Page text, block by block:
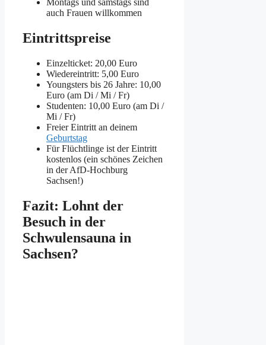
auch Frauen willkommen
Eintrittspreise
Einzelticket: 20,00 Euro
Wiedereintritt: 5,00 Euro
Youngsters bis 26 Jahre: 10,00
Euro (am Di / Mi / Fr)
Studenten: 10,00 Euro (am Di /
Mi / Fr)
Freier Eintritt an deinem
Geburtstag
Für Flüchtlinge ist der Eintritt
kostenlos (ein schönes Zeichen
in der AfD-Hochburg
Sachsen!)
Fazit: Lohnt der
Besuch in der
Schwulensauna in
Sachsen?